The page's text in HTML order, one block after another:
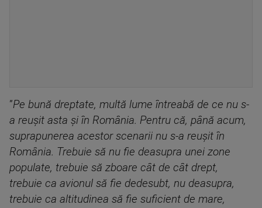
”Pe bună dreptate, multă lume întreabă de ce nu s-
a reușit asta și în România. Pentru că, până acum,
suprapunerea acestor scenarii nu s-a reușit în
România. Trebuie să nu fie deasupra unei zone
populate, trebuie să zboare cât de cât drept,
trebuie ca avionul să fie dedesubt, nu deasupra,
trebuie ca altitudinea să fie suficient de mare,